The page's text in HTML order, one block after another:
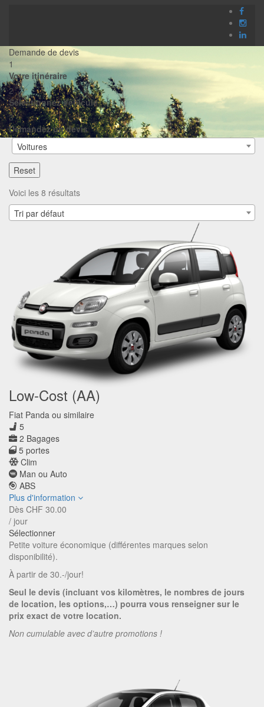
Demande de devis
1
Votre itinéraire
2
Sélectionnez Véhicule
3
Demandez un devis
Voitures
Reset
Voici les 8 résultats
Tri par défaut
Low-Cost (AA)
Fiat Panda ou similaire
5
2 Bagages
5 portes
Clim
Man ou Auto
ABS
Plus d'information
Dès CHF 30.00
/ jour
Sélectionner
Petite voiture économique (différentes marques selon
disponibilité).
À partir de 30.-/jour!
Seul le devis (incluant vos kilomètres, le nombres de jours
de location, les options,…) pourra vous renseigner sur le
prix exact de votre location.
Non cumulable avec d’autre promotions !